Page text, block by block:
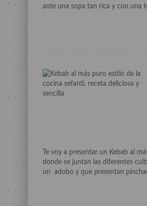
ante una sopa tan rica y con una
Te voy a presentar un Kebab al
donde se juntan las diferentes
un adobo y que presentan